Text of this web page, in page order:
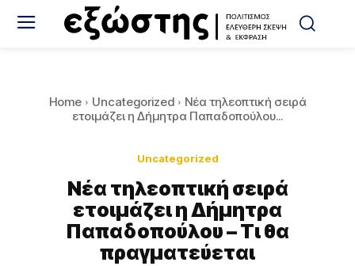
Home Uncategorized
Νέα τηλεοπτική σειρά
ετοιμάζει η Δήμητρα Παπαδοπούλου...
Uncategorized
Νέα τηλεοπτική σειρά
ετοιμάζει η Δήμητρα
Παπαδοπούλου – Τι θα
πραγματεύεται